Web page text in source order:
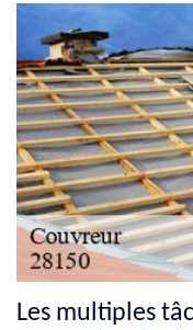
Les multiples